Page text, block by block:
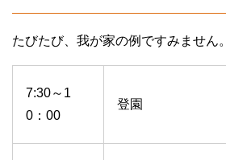
たびたび、我が家の例ですみません。
7:30～1
0：00
登園